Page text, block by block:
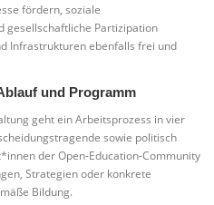
fördern, soziale
gesellschaftliche Partizipation
Infrastrukturen ebenfalls frei und
und Programm
geht ein Arbeitsprozess in vier
sowie politisch
der Open-Education-Community
Strategien oder konkrete
Bildung.